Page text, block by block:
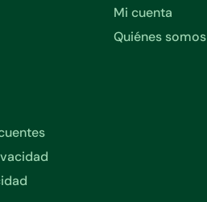
Mi cuenta
Quiénes somos